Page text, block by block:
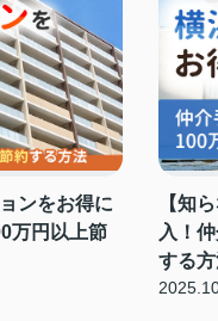
ンをお得に
万円以上節
【知
入！
する